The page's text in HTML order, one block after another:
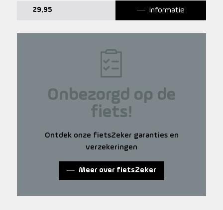
29,95 Informatie
Onbezorgd op de
fiets!
Ontdek onze fietsZeker garanties en
verzekeringen
Meer over fietsZeker